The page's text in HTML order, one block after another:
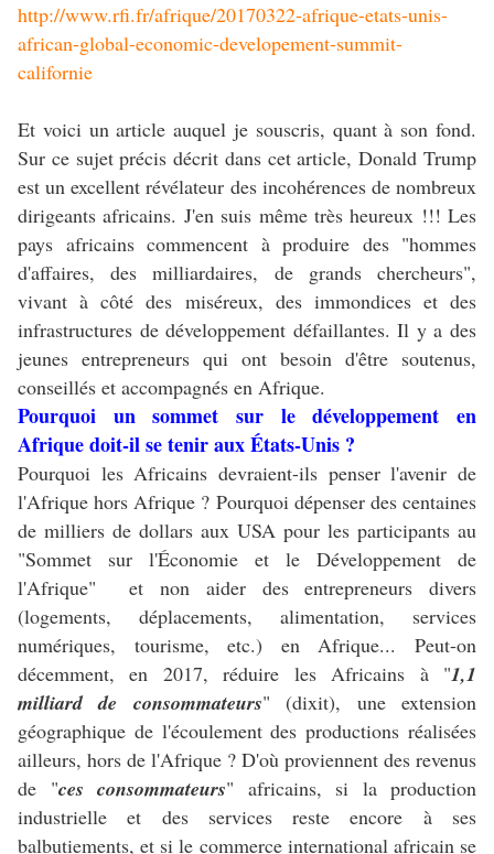
http://www.rfi.fr/afrique/20170322-afrique-etats-unis-
african-global-economic-developement-summit-
californie
Et voici un article auquel je souscris, quant à son fond.
Sur ce sujet précis décrit dans cet article, Donald Trump
est un excellent révélateur des incohérences de nombreux
dirigeants africains. J'en suis même très heureux !!! Les
pays africains commencent à produire des "hommes
d'affaires, des milliardaires, de grands chercheurs",
vivant à côté des miséreux, des immondices et des
infrastructures de développement défaillantes. Il y a des
jeunes entrepreneurs qui ont besoin d'être soutenus,
conseillés et accompagnés en Afrique.
Pourquoi un sommet sur le développement en
Afrique doit-il se tenir aux États-Unis ?
Pourquoi les Africains devraient-ils penser l'avenir de
l'Afrique hors Afrique ? Pourquoi dépenser des centaines
de milliers de dollars aux USA pour les participants au
"Sommet sur l'Économie et le Développement de
l'Afrique" et non aider des entrepreneurs divers
(logements, déplacements, alimentation, services
numériques, tourisme, etc.) en Afrique... Peut-on
décemment, en 2017, réduire les Africains à "1,1
milliard de consommateurs" (dixit), une extension
géographique de l'écoulement des productions réalisées
ailleurs, hors de l'Afrique ? D'où proviennent des revenus
de "ces consommateurs" africains, si la production
industrielle et des services reste encore à ses
balbutiements, et si le commerce international africain se